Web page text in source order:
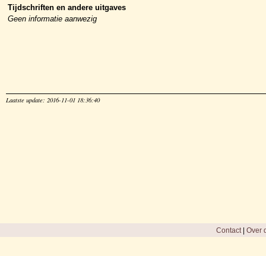
Tijdschriften en andere uitgaves
Geen informatie aanwezig
Laatste update: 2016-11-01 18:36:40
Contact| Over